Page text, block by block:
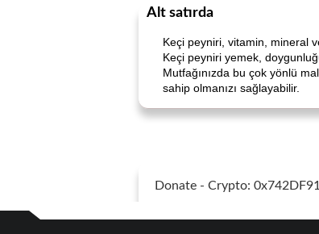
Alt satırda
Keçi peyniri, vitamin, mineral
Keçi peyniri yemek,
Mutfağınızda bu çok yönlü
sahip olmanızı sağlayabilir.
Donate - Crypto: